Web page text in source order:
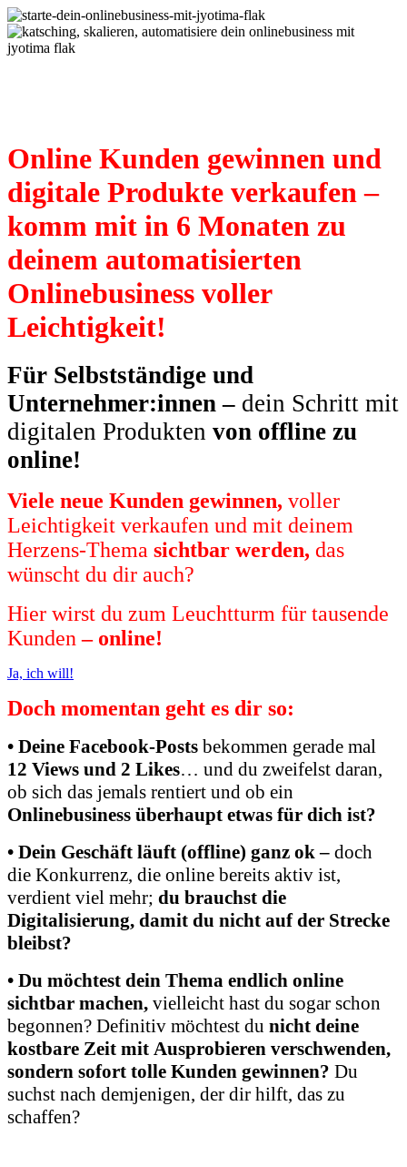
Online Kunden gewinnen und
digitale Produkte verkaufen –
komm mit in 6 Monaten zu
deinem automatisierten
Onlinebusiness voller
Leichtigkeit!
Für Selbstständige und
Unternehmer:innen – dein Schritt mit
digitalen Produkten von offline zu
online!
Viele neue Kunden gewinnen, voller
Leichtigkeit verkaufen und mit deinem
Herzens-Thema sichtbar werden, das
wünscht du dir auch?
Hier wirst du zum Leuchtturm für tausende
Kunden – online!
Ja, ich will!
Doch momentan geht es dir so:
• Deine Facebook-Posts bekommen gerade mal
12 Views und 2 Likes… und du zweifelst daran,
ob sich das jemals rentiert und ob ein
Onlinebusiness überhaupt etwas für dich ist?
• Dein Geschäft läuft (offline) ganz ok – doch
die Konkurrenz, die online bereits aktiv ist,
verdient viel mehr; du brauchst die
Digitalisierung, damit du nicht auf der Strecke
bleibst?
• Du möchtest dein Thema endlich online
sichtbar machen, vielleicht hast du sogar schon
begonnen? Definitiv möchtest du nicht deine
kostbare Zeit mit Ausprobieren verschwenden,
sondern sofort tolle Kunden gewinnen? Du
suchst nach demjenigen, der dir hilft, das zu
schaffen?